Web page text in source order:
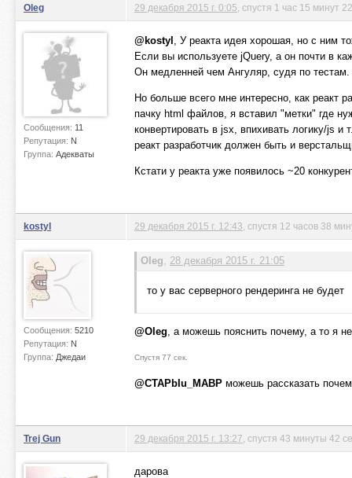
Oleg
Сообщения: 11
Репутация: N
Группа: Адекваты
29 декабря 2015 г. 0:05 , спустя 1 час 15 минут
@kostyl , У реакта идея хорошая, но с ним
Если вы используете jQuery, а он почти в
Он медленней чем Ангуляр, судя по тестам.
Но больше всего мне интересно, как реакт
пачку html файлов, я вставил "метки" где
конвертировать в jsx, впихивать логику/js и
реакт разработчик должен быть и
Кстати у реакта уже появилось ~20
kostyl
Сообщения: 5210
Репутация: N
Группа: Джедаи
29 декабря 2015 г. 12:43 , спустя 12 часов 38
Oleg, 28 декабря 2015 г. 21:05
то у вас серверного рендеринга не будет
@Oleg, а можешь пояснить почему, а то я
Спустя 77 сек.
@CTAPbIu_MABP можешь рассказать
Trej Gun 29 декабря 2015 г. 13:27 , спустя 43 минуты 42
дарова